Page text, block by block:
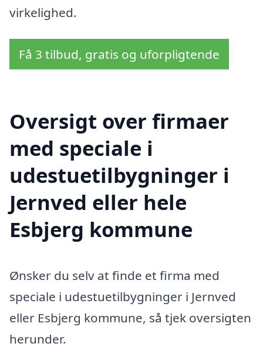
virkelighed.
Få 3 tilbud, gratis og uforpligtende
Oversigt over firmaer
med speciale i
udestuetilbygninger i
Jernved eller hele
Esbjerg kommune
Ønsker du selv at finde et firma med
speciale i udestuetilbygninger i Jernved
eller Esbjerg kommune, så tjek oversigten
herunder.